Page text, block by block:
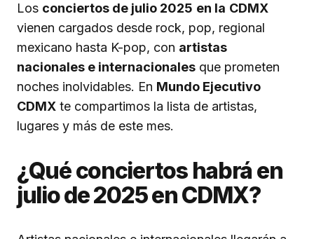
Los conciertos de julio 2025 en la CDMX
vienen cargados desde rock, pop, regional
mexicano hasta K-pop, con artistas
nacionales e internacionales que prometen
noches inolvidables. En Mundo Ejecutivo
CDMX te compartimos la lista de artistas,
lugares y más de este mes.
¿Qué conciertos habrá en
julio de 2025 en CDMX?